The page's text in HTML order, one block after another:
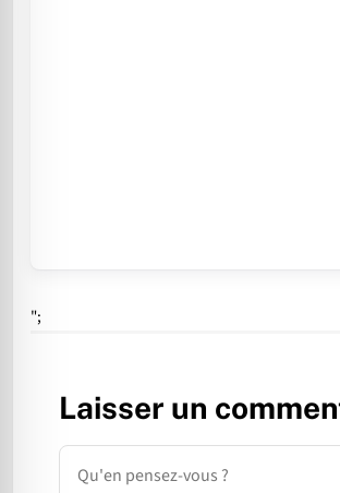
";
Laisser un
Commentaire